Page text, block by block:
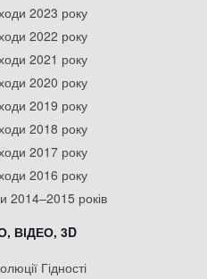
2023 року
2022 року
2021 року
2020 року
2019 року
2018 року
2017 року
2016 року
2014–2015 років
ВІДЕО, 3D
Гідності